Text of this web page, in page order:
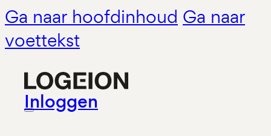
Ga naar hoofdinhoud Ga naar
voettekst
Inloggen